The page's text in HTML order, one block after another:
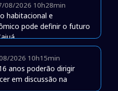
08/2026 10h28min
habitacional e
pode definir o futuro
2026 10h15min
anos poderão dirigir
em discussão na